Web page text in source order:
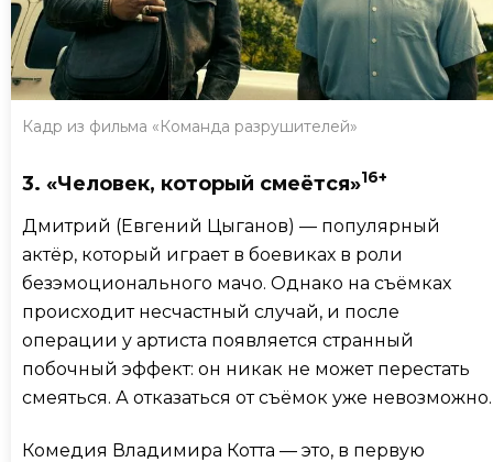
Кадр из фильма «Команда разрушителей»
3. «Человек, который смеётся»16+
Дмитрий (Евгений Цыганов) — популярный
актёр, который играет в боевиках в роли
безэмоционального мачо. Однако на съёмках
происходит несчастный случай, и после
операции у артиста появляется странный
побочный эффект: он никак не может перестать
смеяться. А отказаться от съёмок уже невозможно.
Комедия Владимира Котта — это, в первую